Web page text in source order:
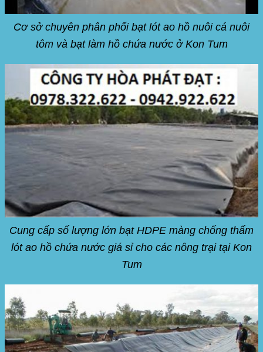
Cơ sở chuyên phân phối bạt lót ao hồ nuôi cá nuôi
tôm và bạt làm hồ chứa nước ở Kon Tum
Cung cấp số lượng lớn bạt HDPE màng chống thấm
lót ao hồ chứa nước giá sỉ cho các nông trại tại Kon
Tum